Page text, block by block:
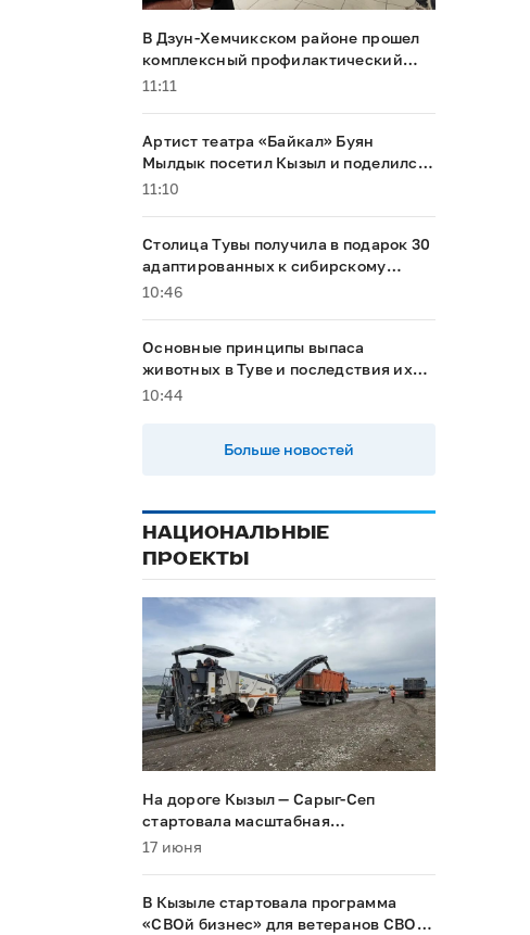
В Дзун-Хемчикском районе прошел
комплексный профилактический
рейд
11:11
Артист театра «Байкал» Буян
Мылдык посетил Кызыл и поделился
впечатлениями от перемен в родном
11:10
Столица Тувы получила в подарок 30
адаптированных к сибирскому
климату туй
10:46
Основные принципы выпаса
животных в Туве и последствия их
несоблюдения
10:44
Больше новостей
НАЦИОНАЛЬНЫЕ
ПРОЕКТЫ
На дороге Кызыл — Сарыг-Сеп
стартовала масштабная
реконструкция
17 июня
В Кызыле стартовала программа
«СВОй бизнес» для ветеранов СВО и